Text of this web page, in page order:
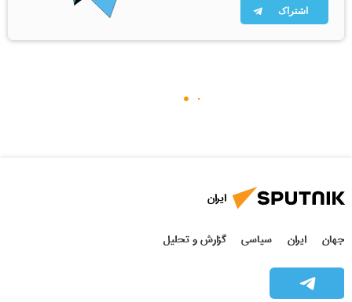
اشتراک
ایران
جهان ایران سیاسی گزارش و تحلیل